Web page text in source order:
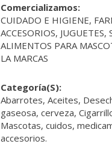
Comercializamos:
CUIDADO E HIGIENE,
ACCESORIOS, JUGUETES,
ALIMENTOS PARA
LA MARCAS
Categoría(s):
Abarrotes, Aceites,
gaseosa, cerveza,
Mascotas, cuidos,
accesorios.